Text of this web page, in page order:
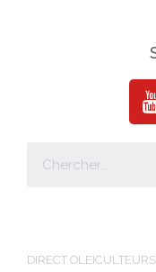
DIRECT